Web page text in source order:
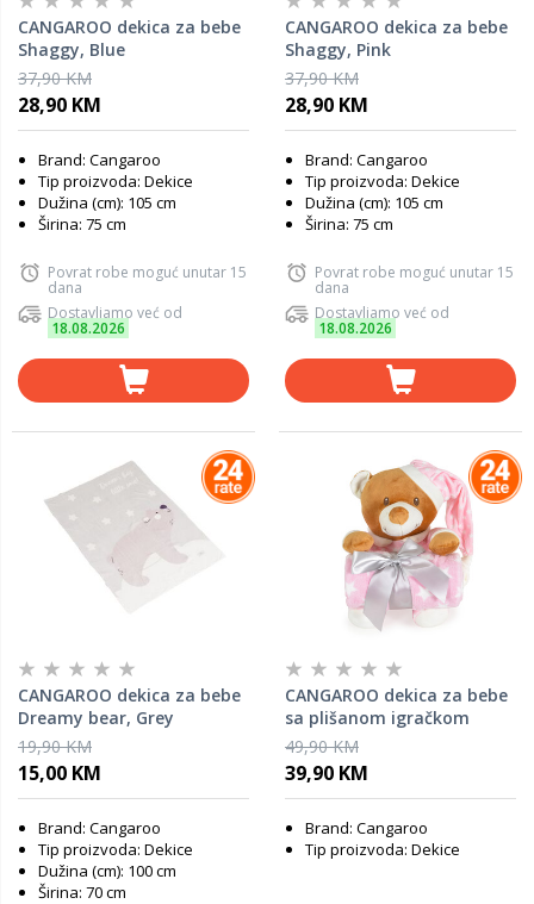
CANGAROO dekica za bebe
Shaggy, Blue
37,90 KM
28,90 KM
Brand: Cangaroo
Tip proizvoda: Dekice
Dužina (cm): 105 cm
Širina: 75 cm
Povrat robe moguć unutar 15
dana
Dostavljamo već od
18.08.2026
CANGAROO dekica za bebe
Shaggy, Pink
37,90 KM
28,90 KM
Brand: Cangaroo
Tip proizvoda: Dekice
Dužina (cm): 105 cm
Širina: 75 cm
Povrat robe moguć unutar 15
dana
Dostavljamo već od
18.08.2026
CANGAROO dekica za bebe
Dreamy bear, Grey
19,90 KM
15,00 KM
Brand: Cangaroo
Tip proizvoda: Dekice
Dužina (cm): 100 cm
Širina: 70 cm
CANGAROO dekica za bebe
sa plišanom igračkom
Addie Medo, roza, 75 x 90
cm
49,90 KM
39,90 KM
Brand: Cangaroo
Tip proizvoda: Dekice